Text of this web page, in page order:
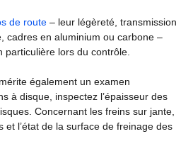
de route – leur légèreté, transmission
cadres en aluminium ou carbone –
particulière lors du contrôle.
également un examen
à disque, inspectez l’épaisseur des
Concernant les freins sur jante,
et l’état de la surface de freinage des